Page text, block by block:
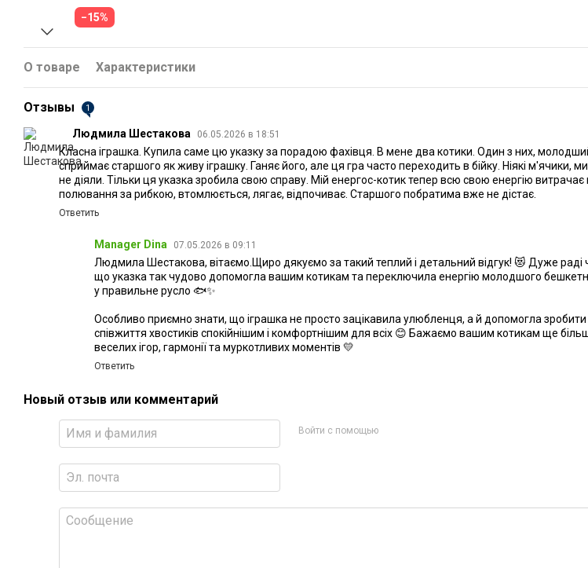
−15%
О товаре Характеристики
Отзывы 1
Людмила Шестакова 06.05.2026 в 18:51
Класна іграшка. Купила саме цю указку за порадою фахівця. В мене два котики. Один з них,
сприймає старшого як живу іграшку. Ганяє його, але ця гра часто переходить в бійку. Ніякі м'ячики,
не діяли. Тільки ця указка зробила свою справу. Мій енергос-котик тепер всю свою енергію витрачає
полювання за рибкою, втомлюється, лягає, відпочиває. Старшого побратима вже не дістає.
Ответить
Manager Dina 07.05.2026 в 09:11
Людмила Шестакова, вітаємо.Щиро дякуємо за такий теплий і детальний відгук! 😻 Дуже раді
що указка так чудово допомогла вашим котикам та переключила енергію молодшого
у правильне русло 🐟✨
Особливо приємно знати, що іграшка не просто зацікавила улюбленця, а й допомогла зробити
співжиття хвостиків спокійнішим і комфортнішим для всіх 😊 Бажаємо вашим котикам ще
веселих ігор, гармонії та муркотливих моментів 💛
Ответить
Новый отзыв или комментарий
Войти с помощью